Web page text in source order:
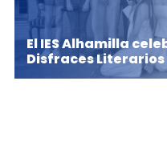
El IES Alhamilla
Disfraces